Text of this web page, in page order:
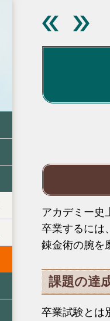
アカデミー史
卒業するには
錬金術の腕を
課題の達
卒業試験とは